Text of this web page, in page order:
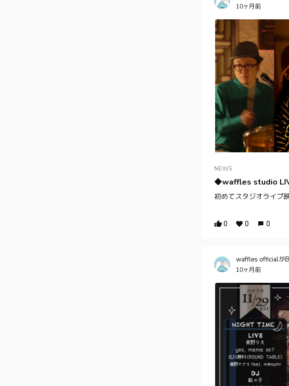
10ヶ月前
NEWS
◆waffles studio
初めてスタジオライブ
0 0 0
waffles officialが
10ヶ月前